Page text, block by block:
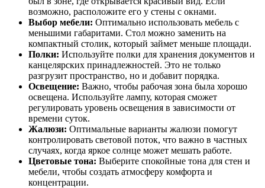
возможно, расположите его у стены с окнами.
Выбор мебели: Оптимально использовать мебель с
меньшими габаритами. Стол можно заменить на
компактный столик, который займет меньше площади.
Полки: Используйте полки для хранения документов и
канцелярских принадлежностей. Это не только
разгрузит пространство, но и добавит порядка.
Освещение: Важно, чтобы рабочая зона была хорошо
освещена. Используйте лампу, которая сможет
регулировать уровень освещения в зависимости от
времени суток.
Жалюзи: Оптимальные варианты жалюзи помогут
контролировать световой поток, что важно в частных
случаях, когда яркое солнце может мешать работе.
Цветовые тона: Выберите спокойные тона для стен и
мебели, чтобы создать атмосферу комфорта и
концентрации.